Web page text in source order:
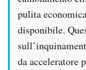
pulita
disponibile.
da acceleratore